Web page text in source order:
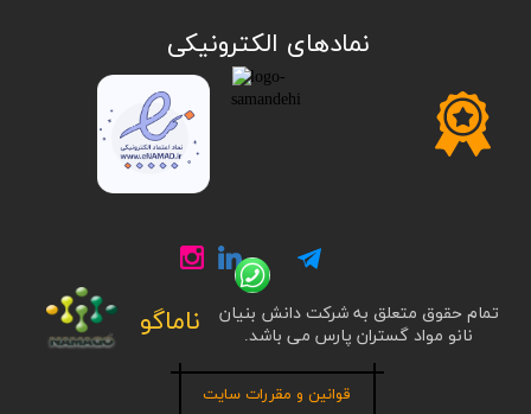
تمام حقوق متعلق به شرکت دانش بنیان
نانو مواد گستران پارس می باشد.
ناماگو
​نمادهای الکترونیکی
قوانین و مقررات سایت